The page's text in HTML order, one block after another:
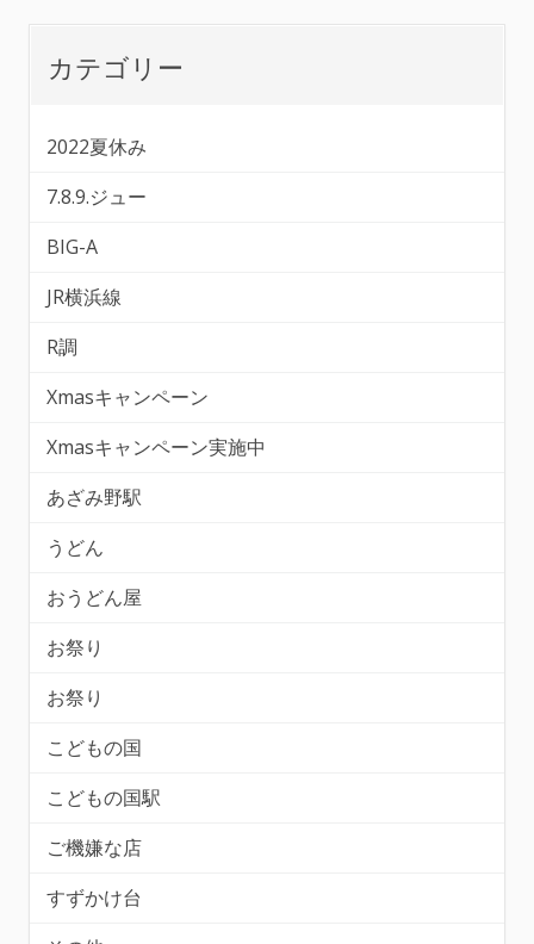
カテゴリー
2022夏休み
7.8.9.ジュー
BIG-A
JR横浜線
R調
Xmasキャンペーン
Xmasキャンペーン実施中
あざみ野駅
うどん
おうどん屋
お祭り
お祭り
こどもの国
こどもの国駅
ご機嫌な店
すずかけ台